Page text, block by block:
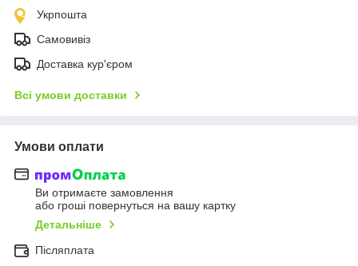
Укрпошта
Самовивіз
Доставка кур'єром
Всі умови доставки
Умови оплати
Ви отримаєте замовлення
або гроші повернуться на вашу картку
Детальніше
Післяплата